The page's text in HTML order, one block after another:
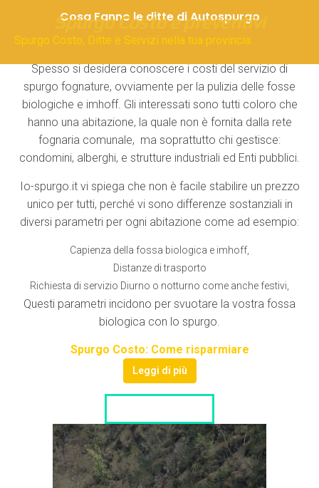
Cosa Fanno le ditte di Autospurgo
Spurgo Costo e preventivi
Spurgo Costo, Ditte e Servizi nella tua provincia.
Spesso si desidera conoscere i costi del servizio di
spurgo fognature, ovviamente per la pulizia delle fosse
biologiche e imhoff. Gli interessati sono tutti coloro che
hanno una abitazione, la quale non è fornita dalla rete
fognaria comunale, ma soprattutto chi gestisce:
condomini, alberghi, e strutture industriali ed Enti pubblici.
Io-spurgo.it vi spiega che non è facile stabilire un prezzo
unico per tutti, perché vi sono differenze sostanziali in
diversi parametri per ogni abitazione come ad esempio:
Capienza della fossa biologica e imhoff,
Distanze di trasporto
Richiesta di servizio Diurno o notturno come anche festivi,
Questi parametri incidono per svuotare la vostra fossa
biologica con lo spurgo.
Spurgo Costo: Come risparmiare
Leggi di più